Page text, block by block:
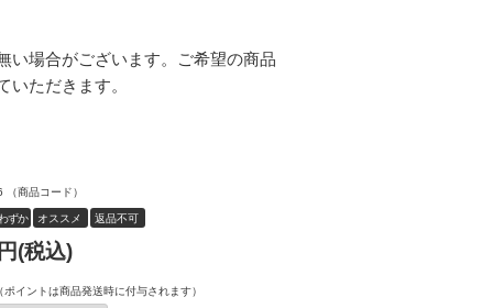
い場合がございます。ご希望の商品
ただきます。
（商品コード）
ずか オススメ 返品不可
(税込)
ポイントは商品発送時に付与されます）